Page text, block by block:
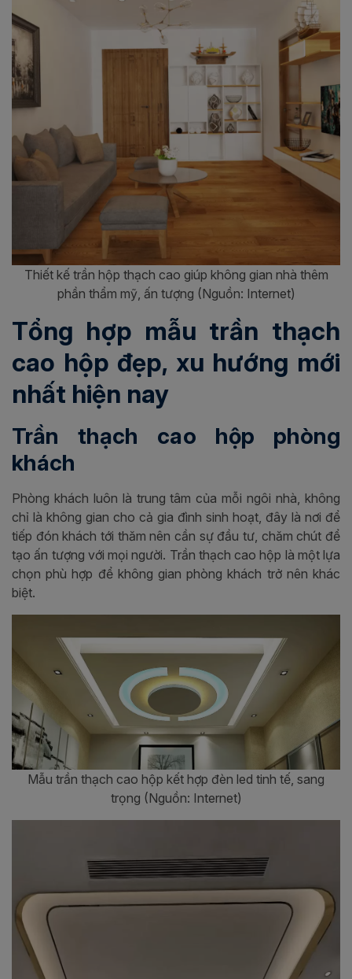
Thiết kế trần hộp thạch cao giúp không gian nhà thêm
phần thẩm mỹ, ấn tượng (Nguồn: Internet)
Tổng hợp mẫu trần thạch
cao hộp đẹp, xu hướng mới
nhất hiện nay
Trần thạch cao hộp phòng
khách
Phòng khách luôn là trung tâm của mỗi ngôi nhà, không
chỉ là không gian cho cả gia đình sinh hoạt, đây là nơi để
tiếp đón khách tới thăm nên cần sự đầu tư, chăm chút để
tạo ấn tượng với mọi người. Trần thạch cao hộp là một lựa
chọn phù hợp để không gian phòng khách trở nên khác
biệt.
Mẫu trần thạch cao hộp kết hợp đèn led tinh tế, sang
trọng (Nguồn: Internet)